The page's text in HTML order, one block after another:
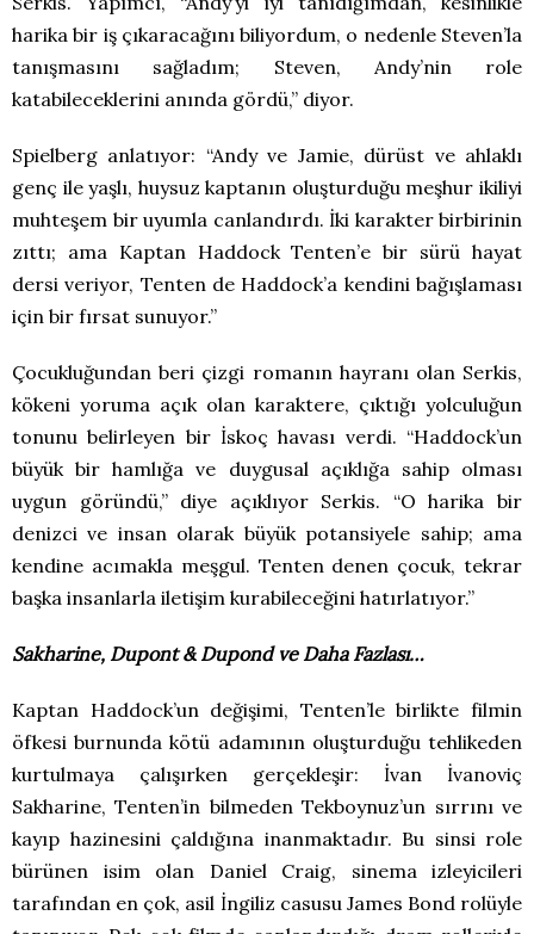
harika bir iş çıkaracağını biliyordum, o nedenle Steven’la
tanışmasını sağladım; Steven, Andy’nin role
katabileceklerini anında gördü,” diyor.
Spielberg anlatıyor: “Andy ve Jamie, dürüst ve ahlaklı
genç ile yaşlı, huysuz kaptanın oluşturduğu meşhur ikiliyi
muhteşem bir uyumla canlandırdı. İki karakter birbirinin
zıttı; ama Kaptan Haddock Tenten’e bir sürü hayat
dersi veriyor, Tenten de Haddock’a kendini bağışlaması
için bir fırsat sunuyor.”
Çocukluğundan beri çizgi romanın hayranı olan Serkis,
kökeni yoruma açık olan karaktere, çıktığı yolculuğun
tonunu belirleyen bir İskoç havası verdi. “Haddock’un
büyük bir hamlığa ve duygusal açıklığa sahip olması
uygun göründü,” diye açıklıyor Serkis. “O harika bir
denizci ve insan olarak büyük potansiyele sahip; ama
kendine acımakla meşgul. Tenten denen çocuk, tekrar
başka insanlarla iletişim kurabileceğini hatırlatıyor.”
Sakharine, Dupont & Dupond ve Daha Fazlası…
Kaptan Haddock’un değişimi, Tenten’le birlikte filmin
öfkesi burnunda kötü adamının oluşturduğu tehlikeden
kurtulmaya çalışırken gerçekleşir: İvan İvanoviç
Sakharine, Tenten’in bilmeden Tekboynuz’un sırrını ve
kayıp hazinesini çaldığına inanmaktadır. Bu sinsi role
bürünen isim olan Daniel Craig, sinema izleyicileri
tarafından en çok, asil İngiliz casusu James Bond rolüyle